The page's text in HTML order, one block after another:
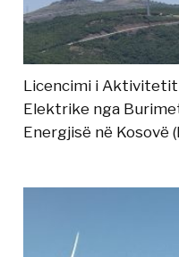
Licencimi i
Elektrike nga
Energjisë në Kosovë